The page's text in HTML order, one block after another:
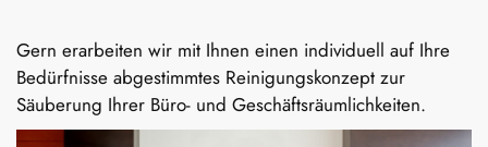
Gern erarbeiten wir mit Ihnen einen individuell auf Ihre
Bedürfnisse abgestimmtes Reinigungskonzept zur
Säuberung Ihrer Büro- und Geschäftsräumlichkeiten.